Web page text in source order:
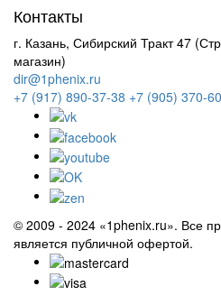
Контакты
г. Казань, Сибирский Тракт 47
магазин)
dir@1phenix.ru
+7 (917) 890-37-38 +7 (905) 370-
© 2009 - 2024 «1phenix.ru». Все
является публичной офертой.